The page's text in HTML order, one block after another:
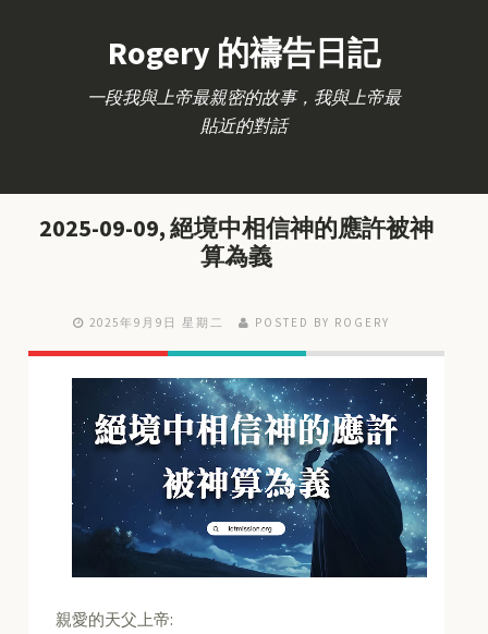
Rogery 的禱告日記
一段我與上帝最親密的故事，我與上帝最
貼近的對話
2025-09-09, 絕境中相信神的應許被神
算為義
2025年9月9日 星期二 POSTED BY ROGERY
親愛的天父上帝: